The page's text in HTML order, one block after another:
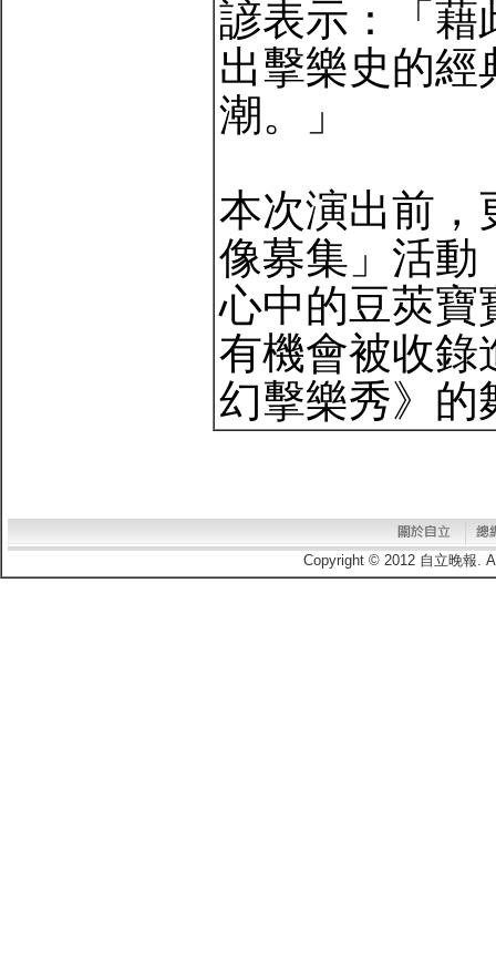
諺表示：「藉
出擊樂史的經
潮。」
本次演出前，
像募集」活動
心中的豆莢寶
有機會被收錄
幻擊樂秀》的
Copyright © 2012 自立晚報.